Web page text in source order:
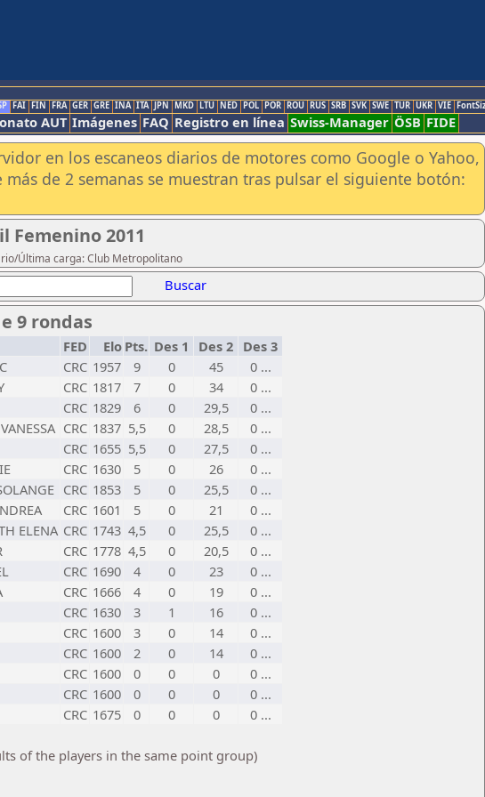
FAI FIN FRA GER GRE INA ITA JPN MKD LTU NED POL POR ROU RUS SRB SVK SWE TUR UKR VIE
AUT Imágenes FAQ Registro en línea Swiss-Manager ÖSB FIDE
en los escaneos diarios de motores como Google o Yahoo,
de 2 semanas se muestran tras pulsar el siguiente botón:
Femenino 2011
Última carga: Club Metropolitano
Buscar
9 rondas
FED Elo Pts. Des 1 Des 2 Des 3
CRC 1957 9 0 45
0 ...
CRC 1817 7 0 34
0 ...
CRC 1829 6 0 29,5
0 ...
CRC 1837 5,5 0 28,5
0 ...
CRC 1655 5,5 0 27,5
0 ...
CRC 1630 5 0 26
0 ...
CRC 1853 5 0 25,5
0 ...
CRC 1601 5 0 21
0 ...
ELENA CRC 1743 4,5 0 25,5
0 ...
CRC 1778 4,5 0 20,5
0 ...
CRC 1690 4 0 23
0 ...
CRC 1666 4 0 19
0 ...
CRC 1630 3 1 16
0 ...
CRC 1600 3 0 14
0 ...
CRC 1600 2 0 14
0 ...
CRC 1600 0 0 0
0 ...
CRC 1600 0 0 0
0 ...
CRC 1675 0 0 0
0 ...
of the players in the same point group)